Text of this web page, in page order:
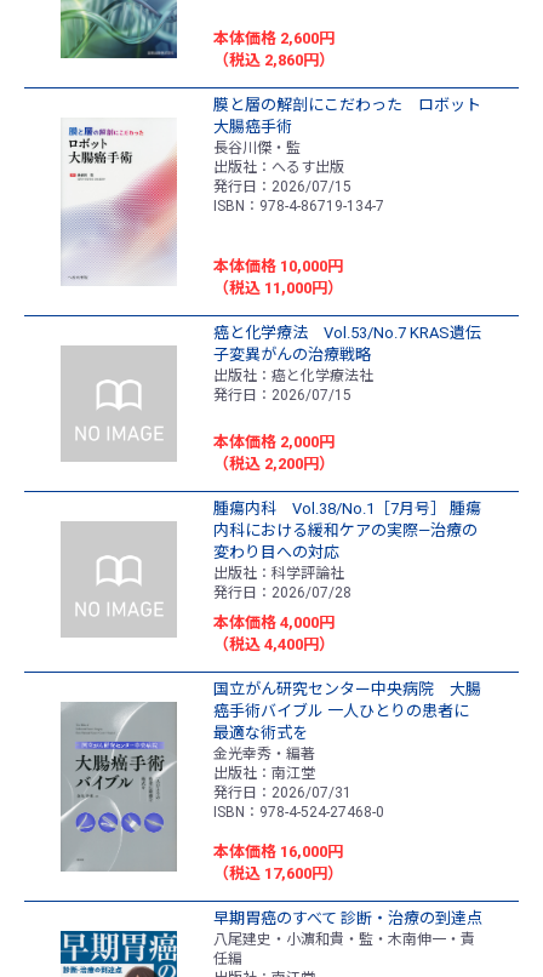
本体価格 2,600円
（税込 2,860円）
膜と層の解剖にこだわった ロボット
大腸癌手術
長谷川傑・監
出版社：へるす出版
発行日：2026/07/15
ISBN：978-4-86719-134-7
本体価格 10,000円
（税込 11,000円）
癌と化学療法 Vol.53/No.7 KRAS遺伝
子変異がんの治療戦略
出版社：癌と化学療法社
発行日：2026/07/15
本体価格 2,000円
（税込 2,200円）
腫瘍内科 Vol.38/No.1［7月号］ 腫瘍
内科における緩和ケアの実際―治療の
変わり目への対応
出版社：科学評論社
発行日：2026/07/28
本体価格 4,000円
（税込 4,400円）
国立がん研究センター中央病院 大腸
癌手術バイブル 一人ひとりの患者に
最適な術式を
金光幸秀・編著
出版社：南江堂
発行日：2026/07/31
ISBN：978-4-524-27468-0
本体価格 16,000円
（税込 17,600円）
早期胃癌のすべて 診断・治療の到達点
八尾建史・小濵和貴・監・木南伸一・責
任編